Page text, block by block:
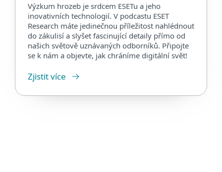
Výzkum hrozeb je srdcem ESETu a jeho
inovativních technologií. V podcastu ESET
Research máte jedinečnou příležitost nahlédnout
do zákulisí a slyšet fascinující detaily přímo od
našich světově uznávaných odborníků. Připojte
se k nám a objevte, jak chráníme digitální svět!
Zjistit více